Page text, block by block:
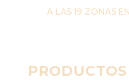
A LAS 19 ZONAS